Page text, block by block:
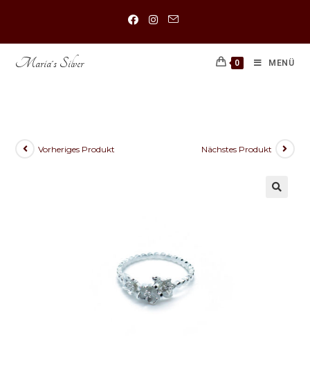
Maria´s Silver 0 MENÜ
Vorheriges Produkt Nächstes Produkt